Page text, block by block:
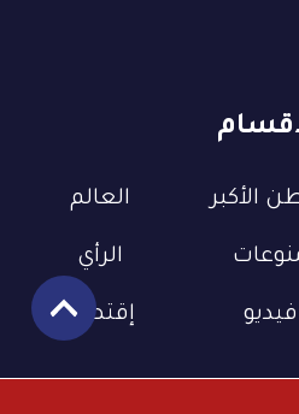
الأكبر العالم
الرأي
فيديو إقتصاد